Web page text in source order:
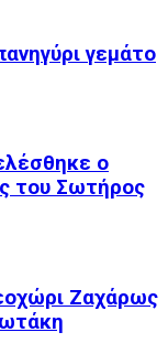
γεμάτο
ο
του Σωτήρος
Ζαχάρως